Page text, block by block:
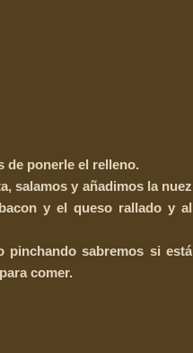
de ponerle el relleno.
salamos y añadimos la nuez
y el queso rallado y al
pinchando sabremos si está
comer.